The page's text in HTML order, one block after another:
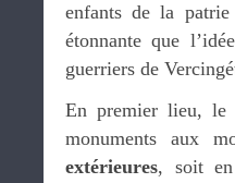
enfants de la
étonnante que
guerriers de
En premier lieu, le
monuments aux
extérieures, soit en